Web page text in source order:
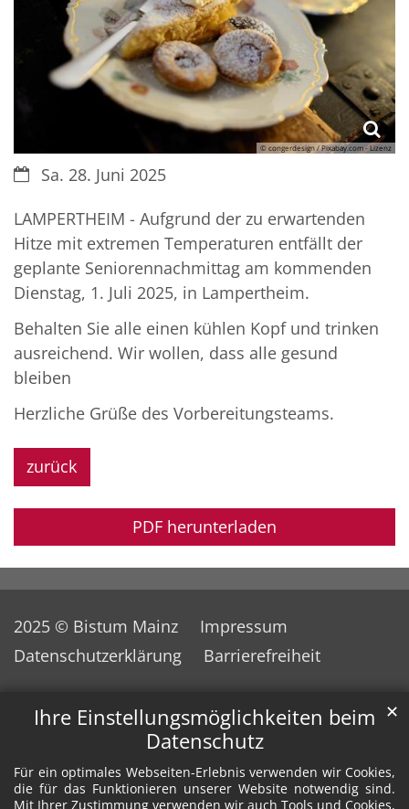
Ihre Einstellungsmöglichkeiten beim
Datenschutz
Für ein optimales Webseiten-Erlebnis verwenden wir Cookies,
die für das Funktionieren unserer Website notwendig sind.
Mit Ihrer Zustimmung verwenden wir auch Tools und Cookies,
✕
© congerdesign / Pixabay.com - Lizenz
Datum:Sa. 28. Juni 2025
LAMPERTHEIM - Aufgrund der zu erwartenden
Hitze mit extremen Temperaturen entfällt der
geplante Seniorennachmittag am kommenden
Dienstag, 1. Juli 2025, in Lampertheim.
Behalten Sie alle einen kühlen Kopf und trinken
ausreichend. Wir wollen, dass alle gesund
bleiben
Herzliche Grüße des Vorbereitungsteams.
zurück
PDF herunterladen
2025 © Bistum Mainz
Impressum
Datenschutzerklärung
Barrierefreiheit